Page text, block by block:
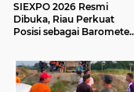
SIEXPO 2026 Resmi
Dibuka, Riau Perkuat
Posisi sebagai Barometer